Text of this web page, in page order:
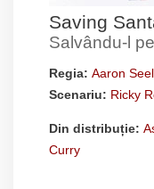
Saving
Salvându-l
Regia: Aaron
Scenariu: Ricky
Din distribuție:
Curry